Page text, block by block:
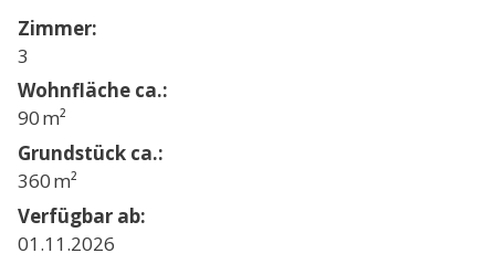
Zimmer:
3
Wohnfläche ca.:
90 m²
Grund­stück ca.:
360 m²
Verfügbar ab:
01.11.2026